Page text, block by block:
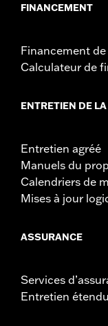
FINANCEMENT
Financement
Calculateur de
ENTRETIEN DE
Entretien agréé
Manuels du
Calendriers de
Mises à jour
ASSURANCE
Services
Entretien étendu